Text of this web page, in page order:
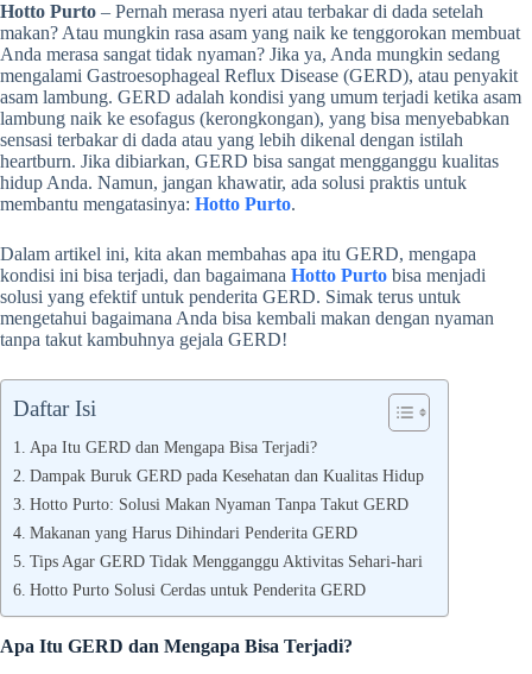
Hotto Purto – Pernah merasa nyeri atau terbakar di dada setelah
makan? Atau mungkin rasa asam yang naik ke tenggorokan membuat
Anda merasa sangat tidak nyaman? Jika ya, Anda mungkin sedang
mengalami Gastroesophageal Reflux Disease (GERD), atau penyakit
asam lambung. GERD adalah kondisi yang umum terjadi ketika asam
lambung naik ke esofagus (kerongkongan), yang bisa menyebabkan
sensasi terbakar di dada atau yang lebih dikenal dengan istilah
heartburn. Jika dibiarkan, GERD bisa sangat mengganggu kualitas
hidup Anda. Namun, jangan khawatir, ada solusi praktis untuk
membantu mengatasinya: Hotto Purto.
Dalam artikel ini, kita akan membahas apa itu GERD, mengapa
kondisi ini bisa terjadi, dan bagaimana Hotto Purto bisa menjadi
solusi yang efektif untuk penderita GERD. Simak terus untuk
mengetahui bagaimana Anda bisa kembali makan dengan nyaman
tanpa takut kambuhnya gejala GERD!
Daftar Isi
Apa Itu GERD dan Mengapa Bisa Terjadi?
Dampak Buruk GERD pada Kesehatan dan Kualitas Hidup
Hotto Purto: Solusi Makan Nyaman Tanpa Takut GERD
Makanan yang Harus Dihindari Penderita GERD
Tips Agar GERD Tidak Mengganggu Aktivitas Sehari-hari
Hotto Purto Solusi Cerdas untuk Penderita GERD
Apa Itu GERD dan Mengapa Bisa Terjadi?